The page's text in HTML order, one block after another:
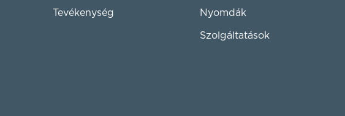
Tevékenység Nyomdák
Szolgáltatások